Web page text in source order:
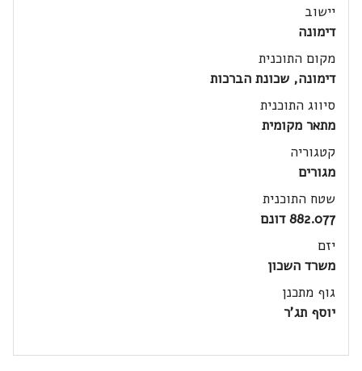
יישוב
דימונה
מקום התוכנית
דימונה, שכונת הברכות
סיווג התוכנית
מתאר מקומית
קטגוריה
מגורים
שטח התוכנית
882.077 דונם
יזם
משרד השכון
גוף מתכנן
יוסף תג'ר